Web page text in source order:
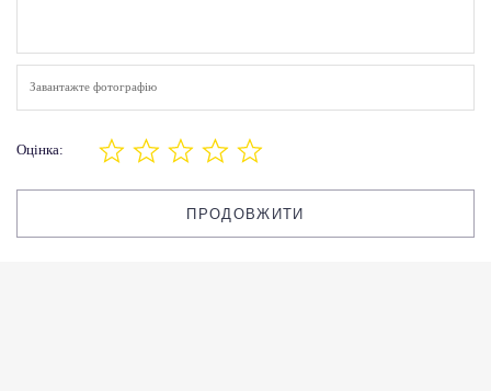
Завантажте фотографію
Оцінка:
ПРОДОВЖИТИ